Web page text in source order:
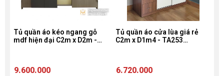
Tủ quần áo kéo ngang gỗ
mdf hiện đại C2m x D2m -
9.600.000
Tủ quần áo cửa lùa giá rẻ
C2m x D1m4 - TA253
6.720.000